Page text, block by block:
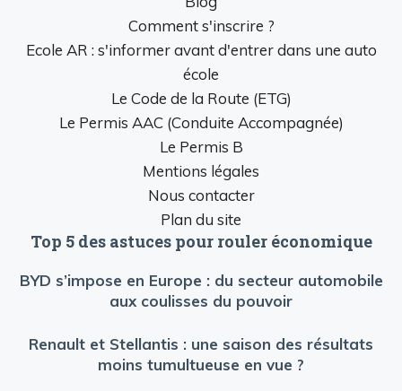
Comment s'inscrire ?
Ecole AR : s'informer avant d'entrer dans une auto
école
Le Code de la Route (ETG)
Le Permis AAC (Conduite Accompagnée)
Le Permis B
Mentions légales
Nous contacter
Plan du site
Top 5 des astuces pour rouler économique
BYD s’impose en Europe : du secteur automobile
aux coulisses du pouvoir
Renault et Stellantis : une saison des résultats
moins tumultueuse en vue ?